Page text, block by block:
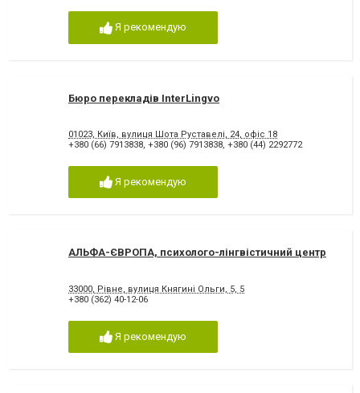
Я рекомендую
Бюро перекладів InterLingvo
01023, Київ, вулиця Шота Руставелі, 24, офіс 18
+380 (66) 7913838, +380 (96) 7913838, +380 (44) 2292772
Я рекомендую
АЛЬФА-ЄВРОПА, психолого-лінгвістичний центр
33000, Рівне, вулиця Княгині Ольги, 5, 5
+380 (362) 40-12-06
Я рекомендую